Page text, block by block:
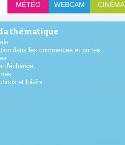
MÉTÉO WEBCAM CINÉMA
thématique
dans les commerces et portes
d'échange
et loisirs